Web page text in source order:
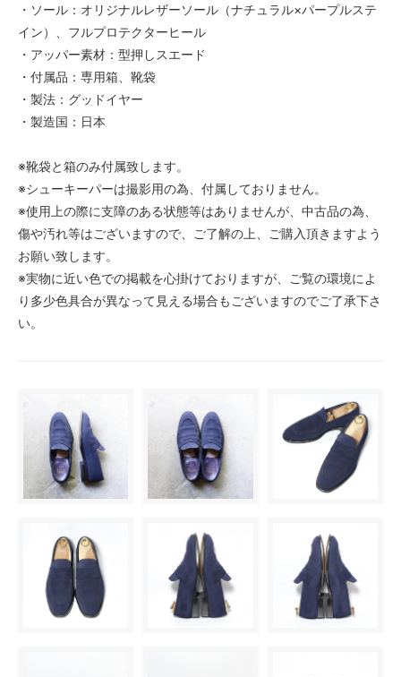
・ソール：オリジナルレザーソール（ナチュラル×パープルステ
イン）、フルプロテクターヒール
・アッパー素材：型押しスエード
・付属品：専用箱、靴袋
・製法：グッドイヤー
・製造国：日本
※靴袋と箱のみ付属致します。
※シューキーパーは撮影用の為、付属しておりません。
※使用上の際に支障のある状態等はありませんが、中古品の為、
傷や汚れ等はございますので、ご了解の上、ご購入頂きますよう
お願い致します。
※実物に近い色での掲載を心掛けておりますが、ご覧の環境によ
り多少色具合が異なって見える場合もございますのでご了承下さ
い。